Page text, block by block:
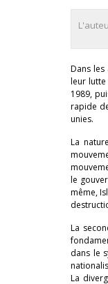
Dans
leur lutte
1989,
rapide
unies.
La
le
même,
La
dans le
La